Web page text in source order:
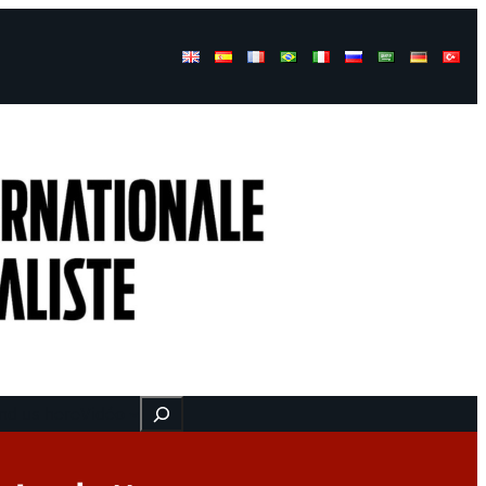
Buscar